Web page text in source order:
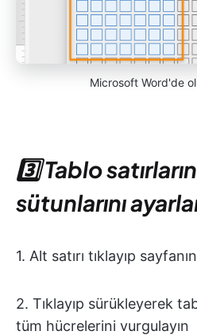
Microsoft Word'de
3️⃣ Tablo
sütunlarını
1. Alt satırı tıklayıp
2. Tıklayıp sürükleyerek
tüm hücrelerini vurgulayın